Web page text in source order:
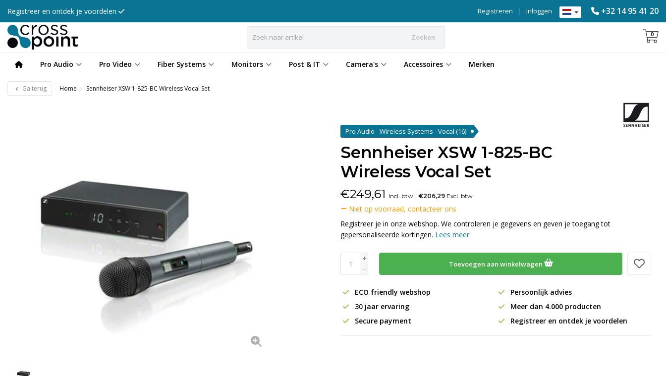
Registreer en ontdek je voordelen +32 14 95 41 20
Inloggen
|
Registreren
Zoeken 0
Pro Audio Pro Video Fiber Systems Monitors Post & IT Camera's Accessoires Merken
Ga terug Home Sennheiser XSW 1-825-BC Wireless Vocal Set
Pro Audio - Wireless Systems - Vocal (16)
Sennheiser XSW 1-825-BC
Wireless Vocal Set
€249,61 Incl. btw €206,29 Excl. btw
Niet op voorraad, contacteer ons
Registreer je in onze webshop. We controleren je gegevens en geven je toegang tot
gepersonaliseerde kortingen. Lees meer
+
-
Toevoegen aan winkelwagen
ECO friendly webshop
Persoonlijk advies
30 jaar ervaring
Meer dan 4.000 producten
Secure payment
Registreer en ontdek je voordelen